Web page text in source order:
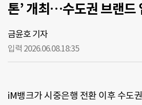
톤’ 개최…수도권 브랜드
금윤호 기자
입력 2026.06.08.18:35
iM뱅크가 시중은행 전환 이후 수도